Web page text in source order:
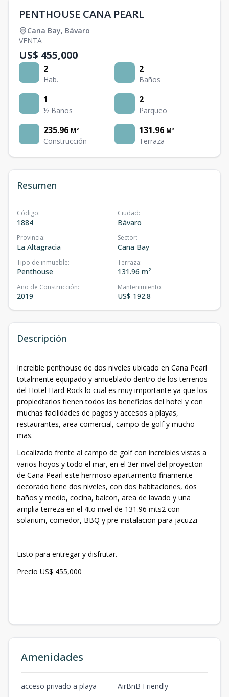
PENTHOUSE CANA PEARL
Cana Bay, Bávaro
VENTA
US$ 455,000
2
Hab.
2
Baños
1
½ Baños
2
Parqueo
235.96 M²
Construcción
131.96 M²
Terraza
Resumen
Código:
1884
Ciudad:
Bávaro
Provincia:
La Altagracia
Sector:
Cana Bay
Tipo de inmueble:
Penthouse
Terraza:
131.96 m²
Año de Construcción:
2019
Mantenimiento:
US$ 192.8
Descripción
Increible penthouse de dos niveles ubicado en Cana Pearl
totalmente equipado y amueblado dentro de los terrenos
del Hotel Hard Rock lo cual es muy importante ya que los
propiedtarios tienen todos los beneficios del hotel y con
muchas facilidades de pagos y accesos a playas,
restaurantes, area comercial, campo de golf y mucho
mas.
Localizado frente al campo de golf con increibles vistas a
varios hoyos y todo el mar, en el 3er nivel del proyecton
de Cana Pearl este hermoso apartamento finamente
decorado tiene dos niveles, con dos habitaciones, dos
baños y medio, cocina, balcon, area de lavado y una
amplia terreza en el 4to nivel de 131.96 mts2 con
solarium, comedor, BBQ y pre-instalacion para jacuzzi
Listo para entregar y disfrutar.
Precio US$ 455,000
Amenidades
acceso privado a playa
AirBnB Friendly